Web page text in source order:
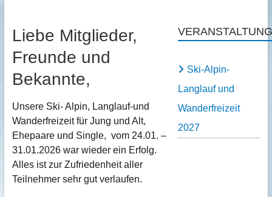
Liebe Mitglieder,
Freunde und
Bekannte,
Unsere Ski- Alpin, Langlauf-und
Wanderfreizeit für Jung und Alt,
Ehepaare und Single, vom 24.01. –
31.01.2026 war wieder ein Erfolg.
Alles ist zur Zufriedenheit aller
Teilnehmer sehr gut verlaufen.
Ski-Alpin-
Langlauf und
Wanderfreizeit
2027